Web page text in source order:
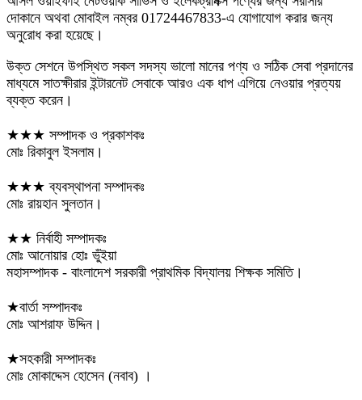
দোকানে অথবা মোবাইল নম্বর 01724467833-এ যোগাযোগ করার জন্য
অনুরোধ করা হয়েছে।
উক্ত সেশনে উপস্থিত সকল সদস্য ভালো মানের পণ্য ও সঠিক সেবা প্রদানের
মাধ্যমে সাতক্ষীরার ইন্টারনেট সেবাকে আরও এক ধাপ এগিয়ে নেওয়ার প্রত্যয়
ব্যক্ত করেন।
★★★ সম্পাদক ও প্রকাশকঃ
মোঃ রিকাবুল ইসলাম।
★★★ ব্যবস্থাপনা সম্পাদকঃ
মোঃ রায়হান সুলতান।
★★ নির্বাহী সম্পাদকঃ
মোঃ আনোয়ার হোঃ ভুঁইয়া
মহাসম্পাদক - বাংলাদেশ সরকারী প্রাথমিক বিদ্যালয় শিক্ষক সমিতি।
★বার্তা সম্পাদকঃ
মোঃ আশরাফ উদ্দিন।
★সহকারী সম্পাদকঃ
মোঃ মোকাদ্দেস হোসেন (নবাব) ।